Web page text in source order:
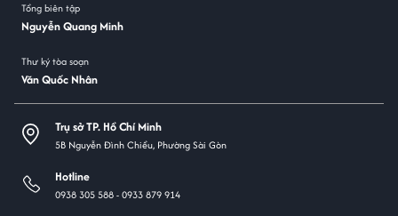
Tổng biên tập
Nguyễn Quang Minh
Thư ký tòa soạn
Văn Quốc Nhân
Trụ sở TP. Hồ Chí Minh
5B Nguyễn Đình Chiểu, Phường Sài Gòn
Hotline
0938 305 588 -0933 879 914